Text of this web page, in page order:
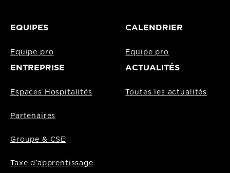
EQUIPES
Equipe pro
CALENDRIER
Equipe pro
ENTREPRISE
Espaces Hospitalités
Partenaires
Groupe & CSE
Taxe d'apprentissage
ACTUALITÉS
Toutes les actualités